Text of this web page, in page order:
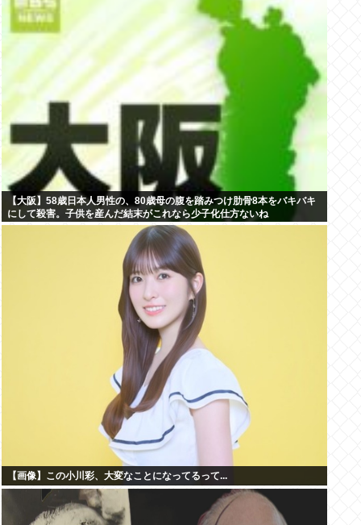
【大阪】58歳日本人男性の、80歳母の腹を踏みつけ肋骨8本をバキバキ
にして殺害。子供を産んだ結末がこれなら少子化仕方ないね
【画像】この小川彩、大変なことになってるって...